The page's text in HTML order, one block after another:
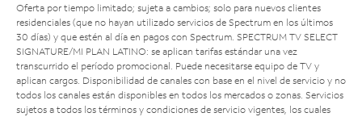
Oferta por tiempo limitado; sujeta a cambios; solo para nuevos clientes
residenciales (que no hayan utilizado servicios de Spectrum en los últimos
30 días) y que estén al día en pagos con Spectrum. SPECTRUM TV SELECT
SIGNATURE/MI PLAN LATINO: se aplican tarifas estándar una vez
transcurrido el período promocional. Puede necesitarse equipo de TV y
aplican cargos. Disponibilidad de canales con base en el nivel de servicio y no
todos los canales están disponibles en todos los mercados o zonas. Servicios
sujetos a todos los términos y condiciones de servicio vigentes, los cuales